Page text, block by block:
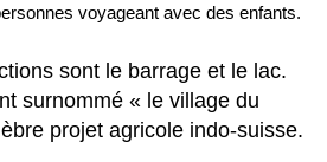
voyageant avec des enfants.
sont le barrage et le lac.
surnommé « le village du
projet agricole indo-suisse.